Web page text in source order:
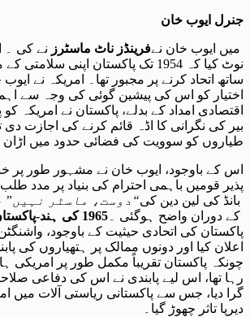
جنرل ایوب خان
نے کی ۔ فرینڈز ناٹ ماسٹرزمیں ایوب خان نے
نوٹ کیا کہ 1954 تک پاکستان اپنی
ساتھ اتحاد کرنے پر مجبور تھا۔ امریکہ نے
اختیار کو اس کی پیشین گوئی کی وجہ سے
اقتصادی امداد کے بدلے، پاکستان نے امریکہ
طیاروں کو سوویت کی فضائی حدود میں اڑان
اس کے باوجود، ایوب خان نے مشہور طور پر
پذیر قومیں باہمی احترام کی بنیاد پر مدد
“دوست، ماسٹر نہیں”بانڈ کی لین دین کی
1965 کی ہند-پاکستان جنگ کے دوران واضح ہوگئی ۔
پاکستان کی اتحادی حیثیت کے باوجود،
اعلان کیا اور دونوں ممالک پر ہتھیاروں کی
چونکہ پاکستان تقریباً مکمل طور پر امریکی
رہا تھا، اس لیے پابندی نے اس کی دفاعی
گرا دیا، جس سے پاکستانی ریاستی آلات میں
دیرپا تاثر چھوڑ گیا۔